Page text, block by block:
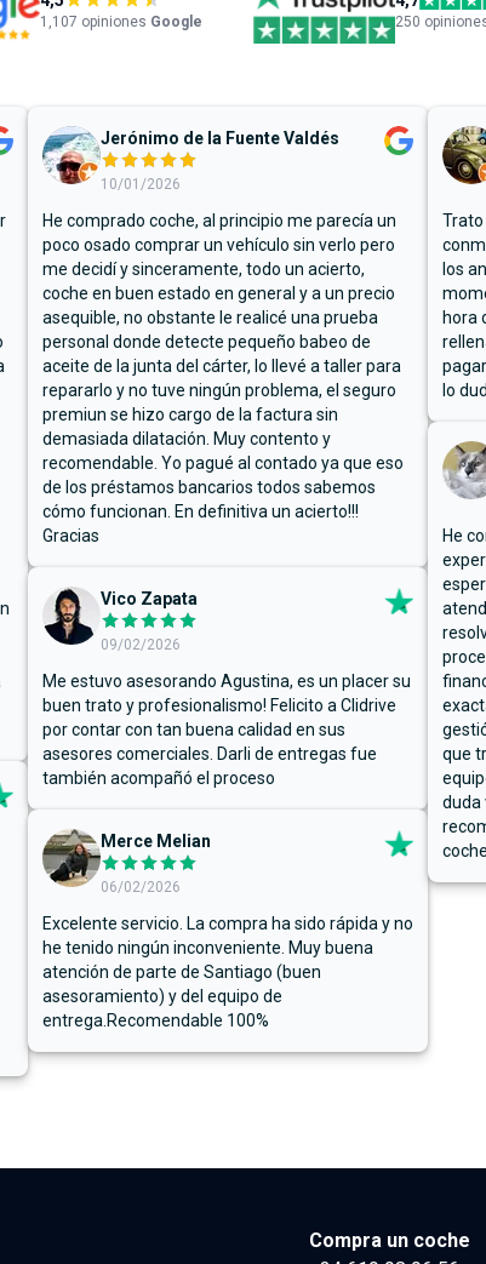
1,107 opiniones Google 250
Jerónimo de la Fuente Valdés
10/01/2026
He comprado coche, al principio me parecía un
poco osado comprar un vehículo sin verlo pero
me decidí y sinceramente, todo un acierto,
coche en buen estado en general y a un precio
asequible, no obstante le realicé una prueba
personal donde detecte pequeño babeo de
aceite de la junta del cárter, lo llevé a taller para
repararlo y no tuve ningún problema, el seguro
premiun se hizo cargo de la factura sin
demasiada dilatación. Muy contento y
recomendable. Yo pagué al contado ya que eso
de los préstamos bancarios todos sabemos
cómo funcionan. En definitiva un acierto!!!
Gracias
Vico Zapata
09/02/2026
Me estuvo asesorando Agustina, es un placer su
buen trato y profesionalismo! Felicito a Clidrive
por contar con tan buena calidad en sus
asesores comerciales. Darli de entregas fue
también acompañó el proceso
Merce Melian
06/02/2026
Excelente servicio. La compra ha sido rápida y no
he tenido ningún inconveniente. Muy buena
atención de parte de Santiago (buen
asesoramiento) y del equipo de
entrega.Recomendable 100%
los
hora
lo
He
que
duda
Compra un coche